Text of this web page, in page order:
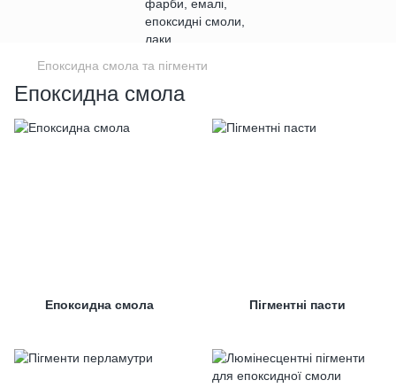
Епоксидна смола та пігменти
Епоксидна смола
Епоксидна смола Пігментні пасти